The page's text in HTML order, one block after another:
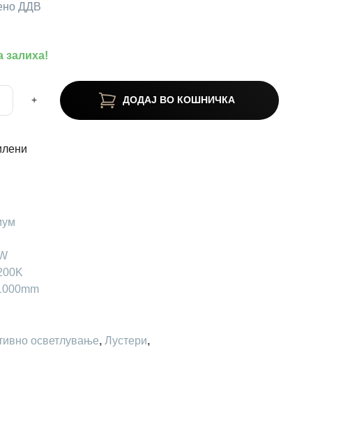
ДДВ
залиха!
+ ДОДАЈ ВО КОШНИЧКА
осветлување, Лустери,